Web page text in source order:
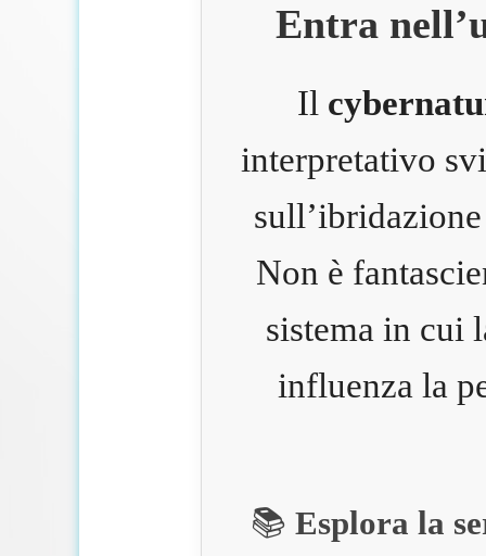
Entra
Il
interpretativo
Non è
sistema in cui
influenza la
📚Esplora la